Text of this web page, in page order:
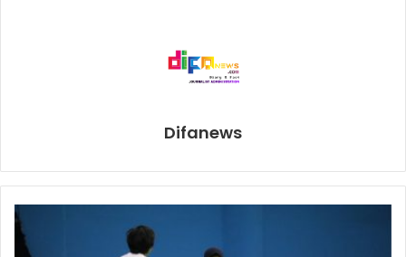
Saat senja datang menjelang
Perempuan hitam yang tangguh rebah tak berteman
Begitulah puisi yang menggambarkan seorang perempuan
yang berusaha mengatasi hidupnya, yang datang silih
berganti, bertubi-tubi, tiada henti di antara ruang
keperempuanan untuk mendapatkan kemandirian yang
bermartabat, kesetaraaan, kesuksesan dan keberhasilan,
Difanews